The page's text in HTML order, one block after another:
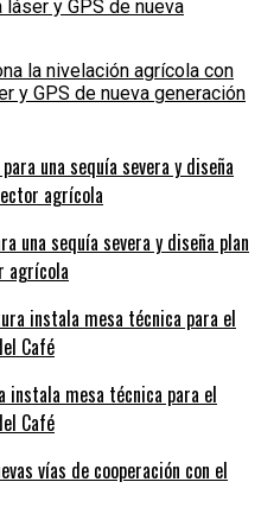
la nivelación agrícola con
y GPS de nueva generación
una sequía severa y diseña plan
agrícola
mesa técnica para el
Café